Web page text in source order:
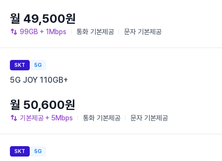
99GB + 1Mbps 통화 기본제공 문자 기본제공
월 49,500원
SKT 5G
5G JOY 110GB+
기본제공 + 5Mbps 통화 기본제공 문자 기본제공
월 50,600원
SKT 5G